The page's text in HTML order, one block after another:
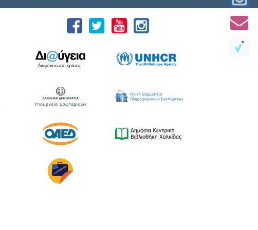
18 Ιουλίου 2026, που διοργανώνουν ο Δήμος
Χαλκιδέων και η Ιερά Μητρόπολη Χαλκίδος,
Ιστιαίας και Βορείων Σποράδων, με την
Ελλάδας και του Ο.Π.Α.ΣΤ.Ε, του Οργανισμού
Λιμένων Ν. Εύβοιας και του Επιμελητηρίου
Εύβοιας. ⚓️Η επίσημη έναρξη